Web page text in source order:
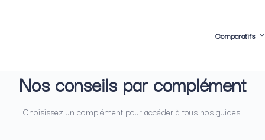
Comparatifs
Nos conseils par complément
Choisissez un complément pour accéder à tous nos guides.